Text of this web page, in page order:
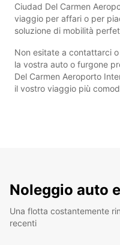
Ciudad Del Carmen
viaggio per affari o per
soluzione di mobilità
Non esitate a contattarci
la vostra auto o furgone
Del Carmen Aeroporto
il vostro viaggio più
Noleggio auto
Una flotta costantemente
recenti